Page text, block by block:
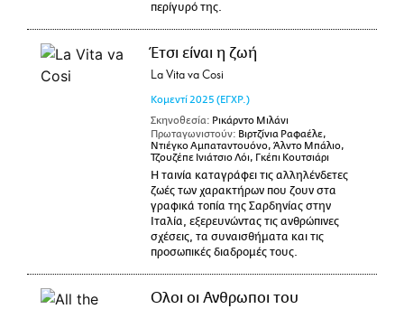
περίγυρό της.
Έτσι είναι η ζωή
La Vita va Cosi
Κομεντί 2025 (ΕΓΧΡ.)
Σκηνοθεσία: Ρικάρντο Μιλάνι
Πρωταγωνιστούν: Βιρτζίνια Ραφαέλε,
Ντιέγκο Αμπαταντουόνο, Άλντο Μπάλιο,
Τζουζέπε Ινιάτσιο Λόι, Γκέπι Κουτσιάρι
Η ταινία καταγράφει τις αλληλένδετες
ζωές των χαρακτήρων που ζουν στα
γραφικά τοπία της Σαρδηνίας στην
Ιταλία, εξερευνώντας τις ανθρώπινες
σχέσεις, τα συναισθήματα και τις
προσωπικές διαδρομές τους.
Ολοι οι Ανθρωποι του